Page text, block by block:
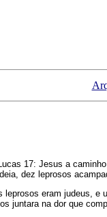
17: Jesus a
dez leprosos
leprosos eram judeus,
juntara na dor que